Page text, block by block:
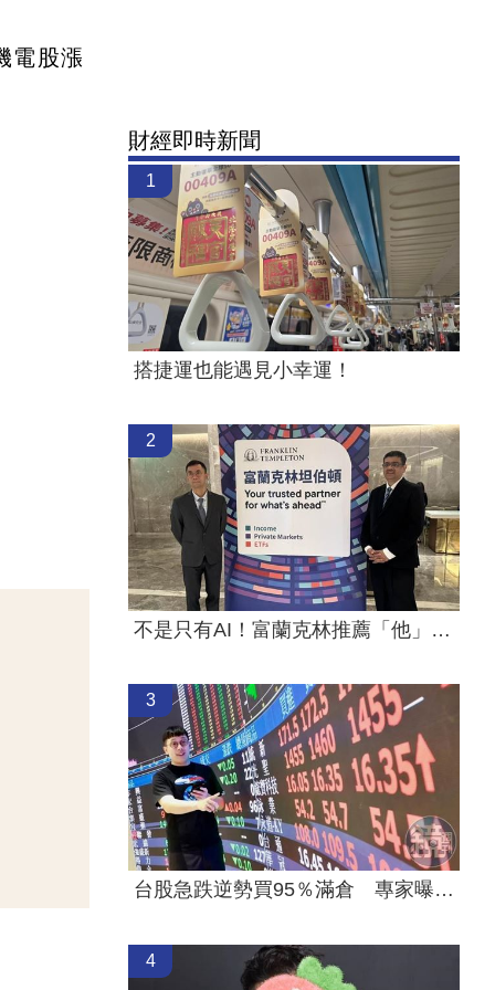
電股漲
財經即時新聞
1
搭捷運也能遇見小幸運！
2
不是只有AI！富蘭克林推薦「他」紅利更多
3
台股急跌逆勢買95％滿倉 專家曝操作手法
4